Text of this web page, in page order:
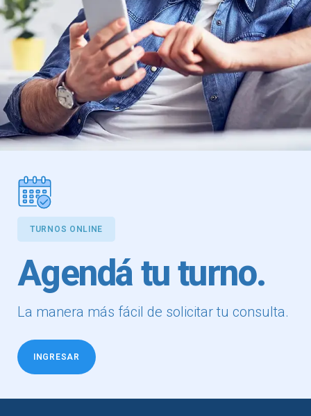
TURNOS ONLINE
Agendá tu turno.
La manera más fácil de solicitar tu consulta.
INGRESAR